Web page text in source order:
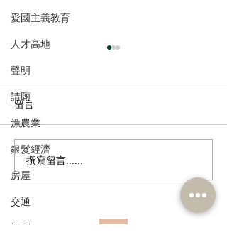
愛國主義教育
人才高地
聲明
請願
漁農業
銀髮經濟
房屋
交通
福利
民建聯回應政府就《商品
說明條例》展開公眾諮詢
留言
撰寫留言......